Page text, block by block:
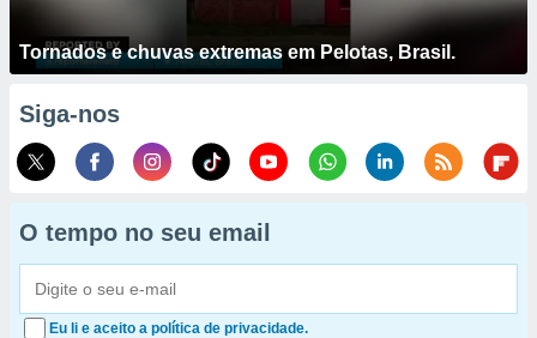
Tornados e chuvas extremas em Pelotas, Brasil.
Siga-nos
O tempo no seu email
Eu li e aceito a política de privacidade.